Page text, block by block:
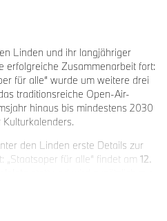
Linden und ihr langjähriger
erfolgreiche Zusammenarbeit fort:
für alle“ wurde um weitere drei
traditionsreiche Open-Air-
hinaus bis mindestens 2030
den Linden erste Details zur
für alle“ findet am 12.
Open-Air-Konzert der
des Staatsballetts Berlin